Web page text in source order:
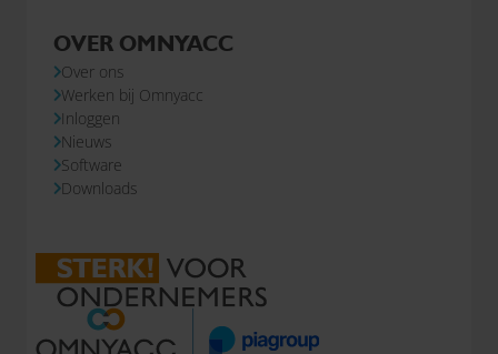
OVER OMNYACC
Over ons
Werken bij Omnyacc
Inloggen
Nieuws
Software
Downloads